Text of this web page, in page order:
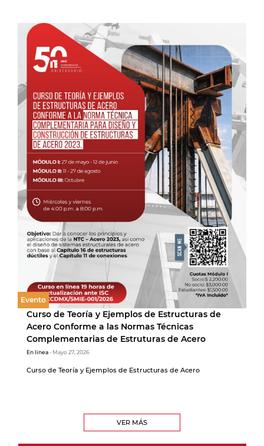
Evento
Curso de Teoría y Ejemplos de Estructuras de
Acero Conforme a las Normas Técnicas
Complementarias de Estruturas de Acero
En línea- Mayo 27, 2026
Curso de Teoría y Ejemplos de Estructuras de Acero
VER MÁS